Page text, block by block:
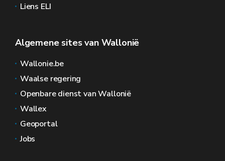
Liens ELI
Algemene sites van Wallonië
Wallonie.be
Waalse regering
Openbare dienst van Wallonië
Wallex
Geoportal
Jobs